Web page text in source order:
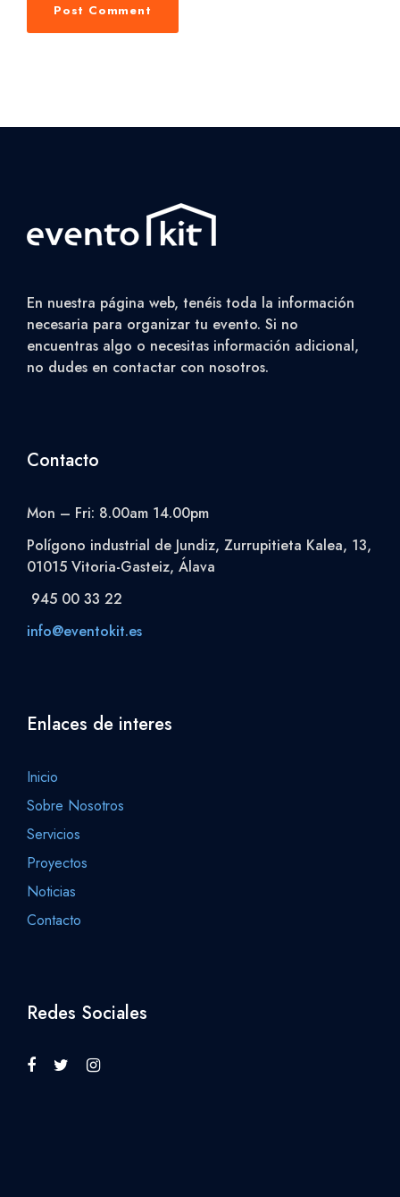
En nuestra página web, tenéis toda la información
necesaria para organizar tu evento. Si no
encuentras algo o necesitas información adicional,
no dudes en contactar con nosotros.
Contacto
Mon – Fri: 8.00am 14.00pm
Polígono industrial de Jundiz, Zurrupitieta Kalea, 13,
01015 Vitoria-Gasteiz, Álava
945 00 33 22
info@eventokit.es
Enlaces de interes
Inicio
Sobre Nosotros
Servicios
Proyectos
Noticias
Contacto
Redes Sociales